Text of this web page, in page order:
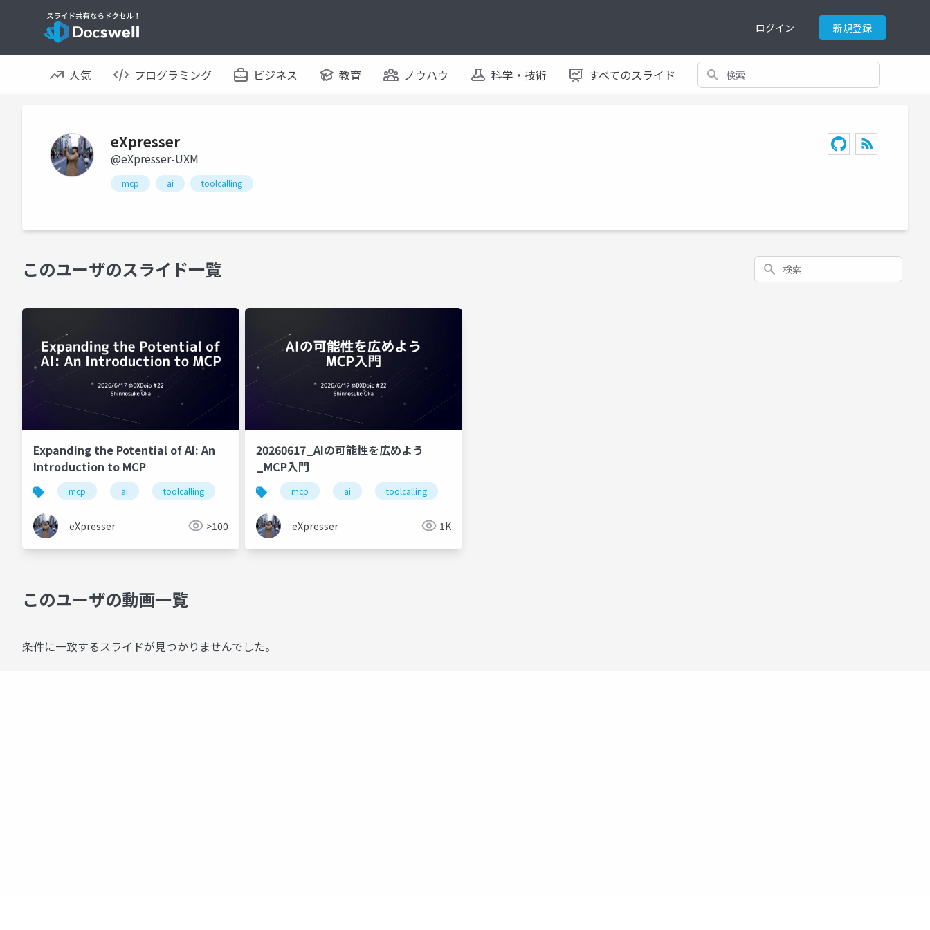
ログイン 新規登録
人気 プログラミング ビジネス 教育 ノウハウ 科学・技術 すべてのスライド 検索
eXpresser
@eXpresser-UXM
mcp ai toolcalling
このユーザのスライド一覧 検索
Expanding the Potential of AI: An
Introduction to MCP
mcp ai toolcalling handson security
eXpresser >100
20260617_AIの可能性を広めよう
_MCP入門
mcp ai toolcalling
eXpresser 1K
このユーザの動画一覧
条件に一致するスライドが見つかりませんでした。